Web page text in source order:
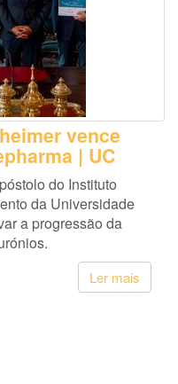
vence
| UC
do Instituto
da Universidade
a progressão da
Ler mais